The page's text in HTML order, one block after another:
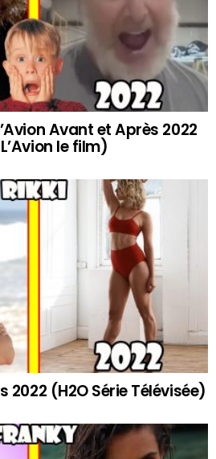
Avant et Après 2022
le film)
2022 (H2O Série Télévisée)